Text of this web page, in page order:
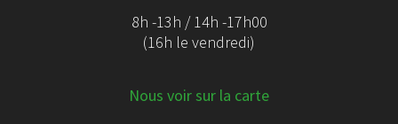
8h -13h / 14h -17h00
(16h le vendredi)
Nous voir sur la carte